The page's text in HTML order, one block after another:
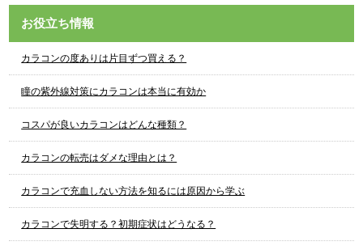
お役立ち情報
カラコンの度ありは片目ずつ買える？
瞳の紫外線対策にカラコンは本当に有効か
コスパが良いカラコンはどんな種類？
カラコンの転売はダメな理由とは？
カラコンで充血しない方法を知るには原因から学ぶ
カラコンで失明する？初期症状はどうなる？